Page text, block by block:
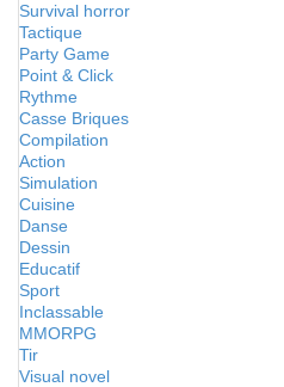
Survival horror
Tactique
Party Game
Point & Click
Rythme
Casse Briques
Compilation
Action
Simulation
Cuisine
Danse
Dessin
Educatif
Sport
Inclassable
MMORPG
Tir
Visual novel